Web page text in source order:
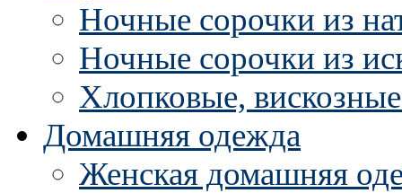
Ночные сорочки из
Ночные сорочки из
Хлопковые,
Домашняя одежда
Женская домашняя